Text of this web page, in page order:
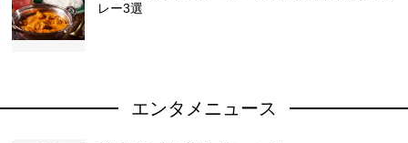
レー3選
エンタメニュース